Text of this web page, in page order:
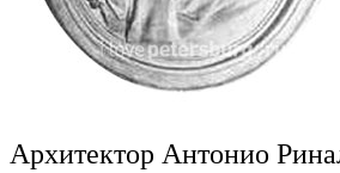
Архитектор Антонио